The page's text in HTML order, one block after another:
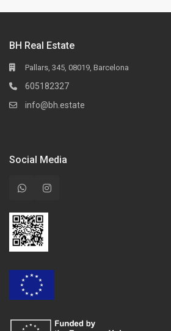
BH Real Estate
Pallars, 345, 08019, Barcelona
605182327
info@bh.estate
Social Media